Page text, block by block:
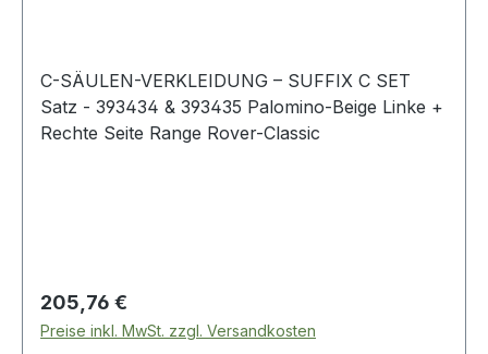
C-SÄULEN-VERKLEIDUNG – SUFFIX C SET
Satz - 393434 & 393435 Palomino-Beige Linke +
Rechte Seite Range Rover-Classic
Regulärer Preis:
205,76 €
Preise inkl. MwSt. zzgl. Versandkosten